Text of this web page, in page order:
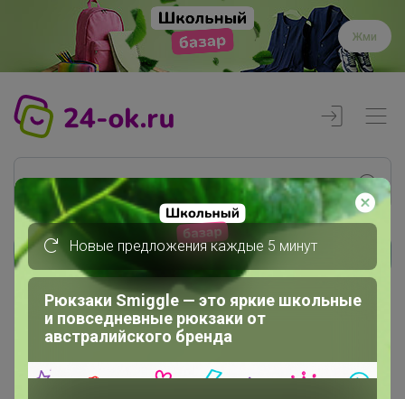
Жми
Реклама
Главная
DJULIY
СП81 Садовое освещение на...
Новые предложения каждые 5 минут
Рюкзаки Smiggle — это яркие школьные
и повседневные рюкзаки от
австралийского бренда